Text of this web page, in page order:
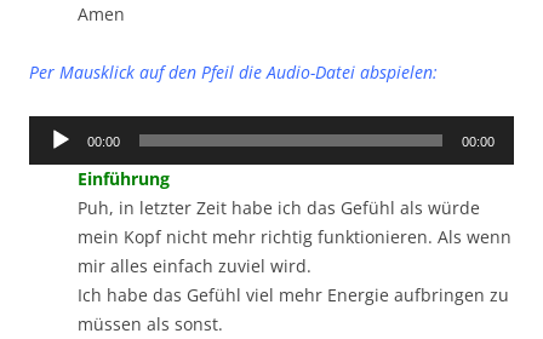
Amen
Per Mausklick auf den Pfeil die Audio-Datei abspielen:
Audio-
00:00 00:00
Einführung
Puh, in letzter Zeit habe ich das Gefühl als würde
mein Kopf nicht mehr richtig funktionieren. Als wenn
mir alles einfach zuviel wird.
Ich habe das Gefühl viel mehr Energie aufbringen zu
müssen als sonst.